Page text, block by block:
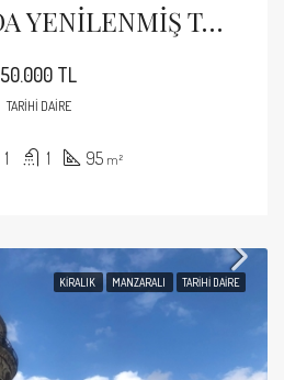
BEYOĞLUN’DA YENİLENMİŞ TARİHİ BİNADA 2+1 KİRALIK EŞYALI DAİRE
50.000 TL
TARIHI DAIRE
1 1 95 m²
KIRALIK MANZARALI TARIHI DAIRE